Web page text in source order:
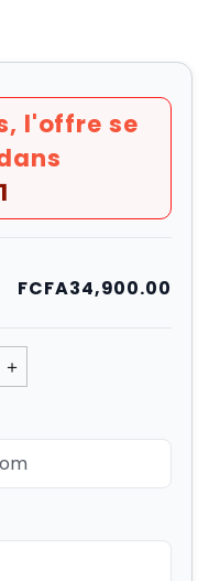
l'offre se
FCFA34,900.00
＋